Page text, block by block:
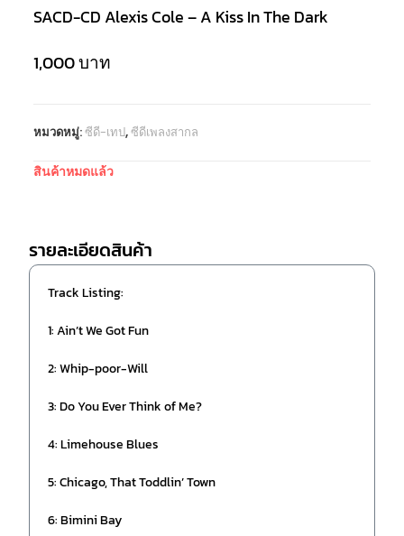
SACD-CD Alexis Cole – A Kiss In The Dark
1,000บาท
หมวดหมู่:ซีดี-เทป,ซีดีเพลงสากล
สินค้าหมดแล้ว
รายละเอียดสินค้า
Track Listing:
1: Ain’t We Got Fun
2: Whip-poor-Will
3: Do You Ever Think of Me?
4: Limehouse Blues
5: Chicago, That Toddlin’ Town
6: Bimini Bay